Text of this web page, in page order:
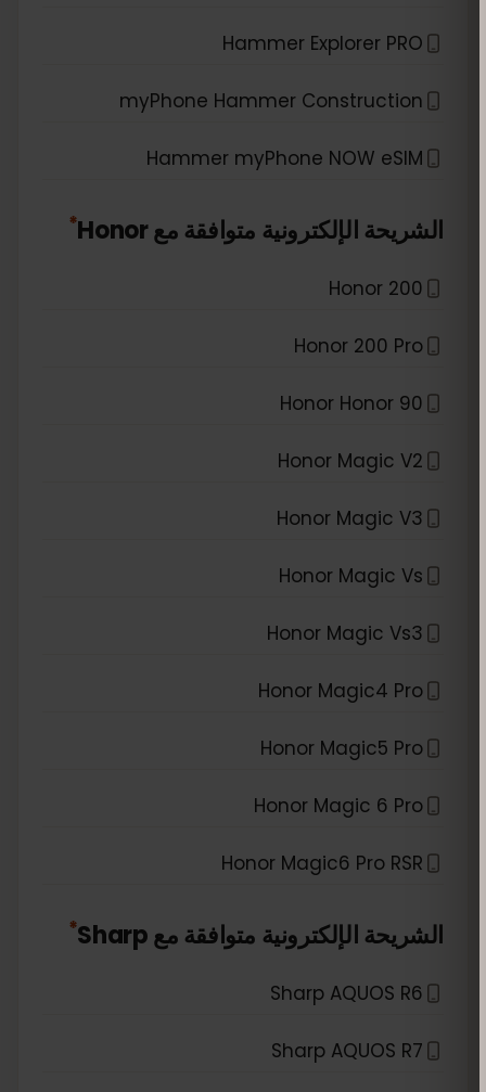
Hammer Explorer PRO
myPhone Hammer Construction
Hammer myPhone NOW eSIM
الشريحة الإلكترونية متوافقة معHonor
*
Honor 200
Honor 200 Pro
Honor Honor 90
Honor Magic V2
Honor Magic V3
Honor Magic Vs
Honor Magic Vs3
Honor Magic4 Pro
Honor Magic5 Pro
Honor Magic 6 Pro
Honor Magic6 Pro RSR
الشريحة الإلكترونية متوافقة معSharp
*
Sharp AQUOS R6
Sharp AQUOS R7